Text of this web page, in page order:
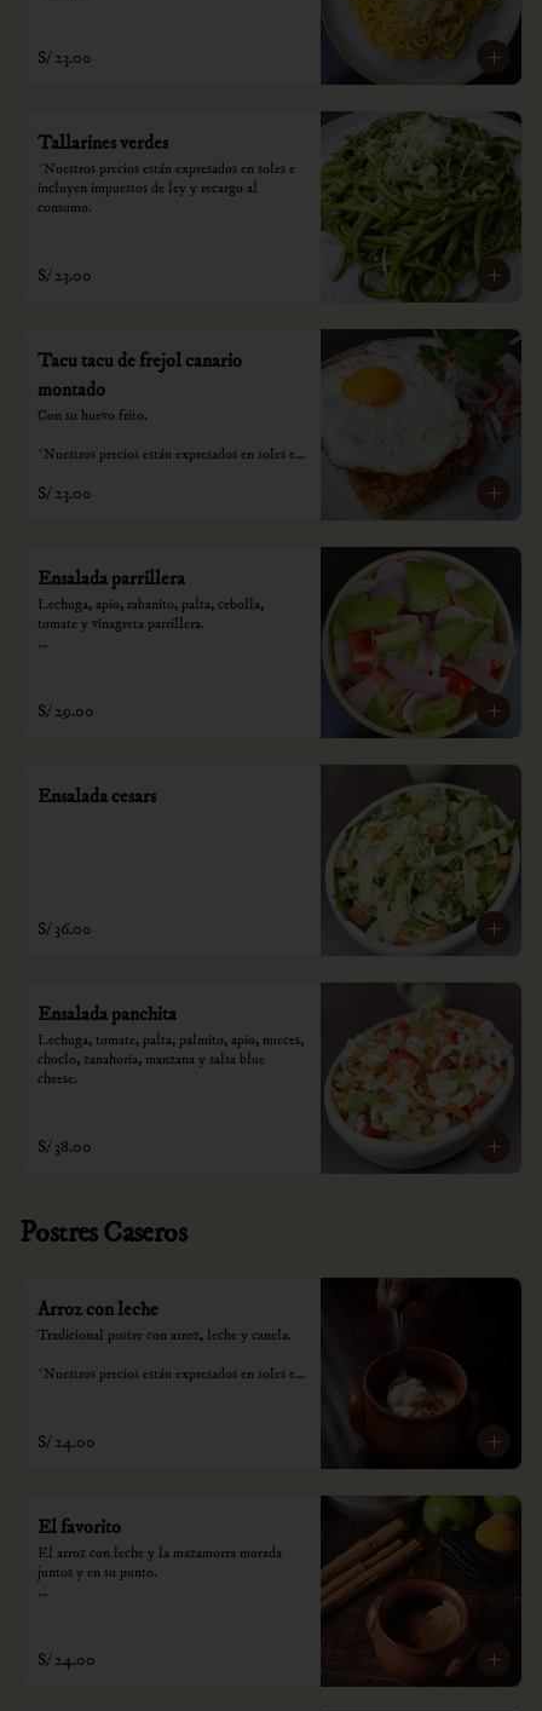
S/ 23.00
Tallarines verdes
*Nuestros precios están expresados en soles e
incluyen impuestos de ley y recargo al
consumo.
S/ 23.00
Tacu tacu de frejol canario
montado
Con su huevo frito.
*Nuestros precios están expresados en soles e
consumo.
S/ 23.00
Ensalada parrillera
Lechuga, apio, rabanito, palta, cebolla,
tomate y vinagreta parrillera.
consumo.
S/ 29.00
Ensalada cesars
S/ 36.00
Ensalada panchita
Lechuga, tomate, palta, palmito, apio, nueces,
choclo, zanahoria, manzana y salsa blue
cheese.
S/ 38.00
Postres Caseros
Arroz con leche
Tradicional postre con arroz, leche y canela.
*Nuestros precios están expresados en soles e
S/ 24.00
El favorito
El arroz con leche y la mazamorra morada
juntos y en su punto.
consumo.
S/ 24.00